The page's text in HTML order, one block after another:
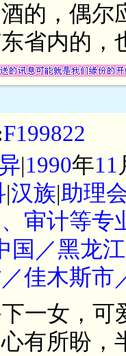
的，偶尔
省内的，
F199822
|1990年11
|汉族|助理
审计等专
国／黑龙
佳木斯市
一女，
有所盼